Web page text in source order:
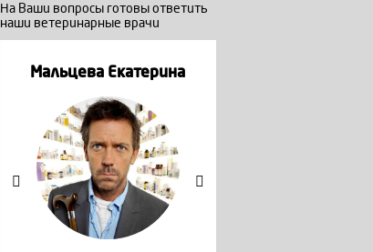
На Ваши вопросы готовы ответить
наши ветеринарные врачи
Мальцева Екатерина